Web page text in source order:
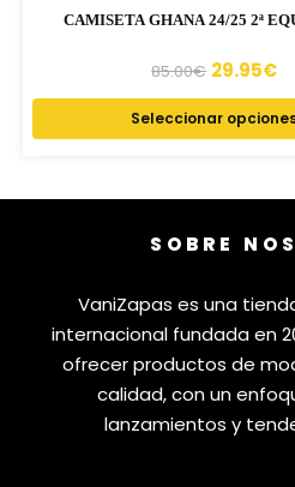
CAMISETA GHANA 24/25 2ª
85.00€ 29.95€
Seleccionar
SOBRE
VaniZapas es una
internacional fundada en
ofrecer productos de
calidad, con un
lanzamientos y